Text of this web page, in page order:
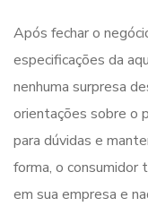
Após fechar o
especificações da
nenhuma surpresa
orientações sobre o
para dúvidas e
forma, o consumidor
em sua empresa e